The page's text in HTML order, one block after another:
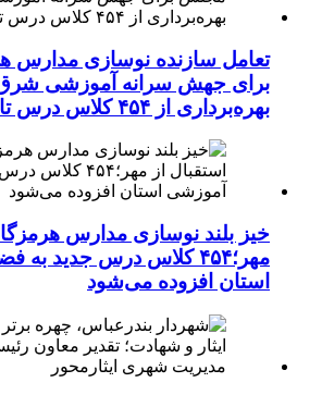
تعامل سازنده نوسازی مدارس
برای جهش سرانه آموزشی
بهره‌برداری از ۴۵۴ کلاس درس تا مهرماه
خیز بلند نوسازی مدارس
مهر؛۴۵۴ کلاس درس جدید
استان افزوده می‌شود